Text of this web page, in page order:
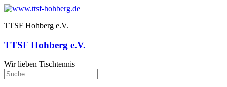
TTSF Hohberg e.V.
TTSF Hohberg e.V.
Wir lieben Tischtennis